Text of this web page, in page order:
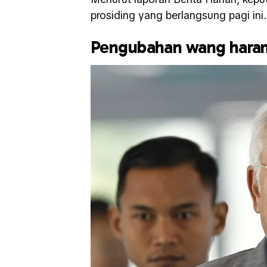
prosiding yang berlangsung pagi ini.
Pengubahan wang